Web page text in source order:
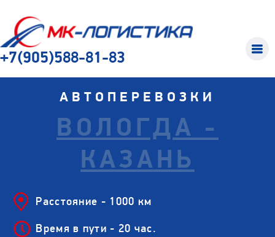
+7(905)588-81-83
АВТОПЕРЕВОЗКИ
ВОЛОГДА -
КАЗАНЬ
Расстояние - 1000 км
Время в пути - 20 час.